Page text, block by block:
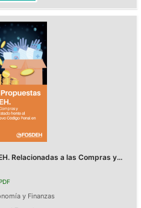
Relacionadas a las Compras y...
y Finanzas